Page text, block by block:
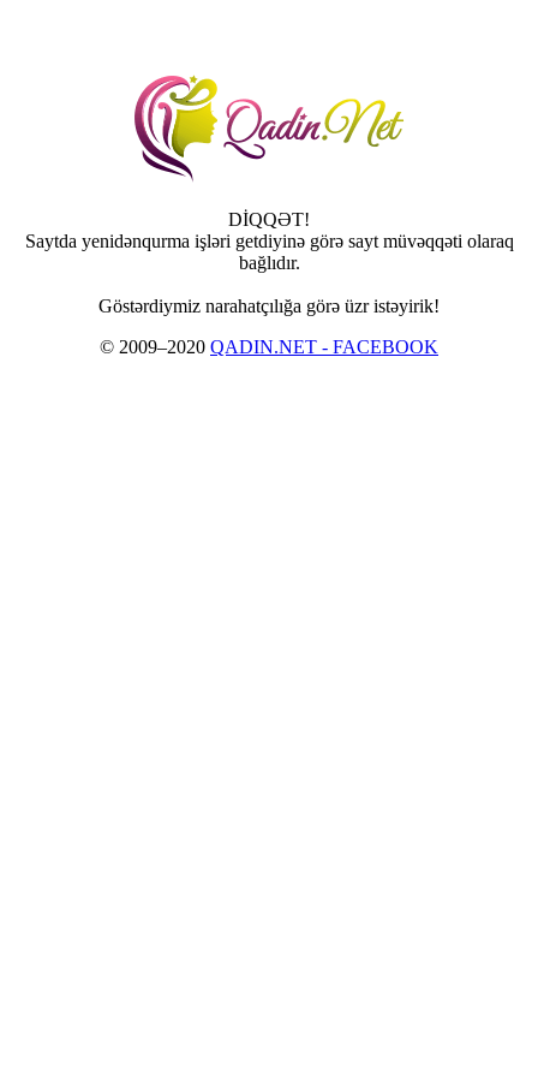
DİQQƏT!
Saytda yenidənqurma işləri getdiyinə görə sayt müvəqqəti olaraq
bağlıdır.
Göstərdiymiz narahatçılığa görə üzr istəyirik!
© 2009–2020 QADIN.NET - FACEBOOK